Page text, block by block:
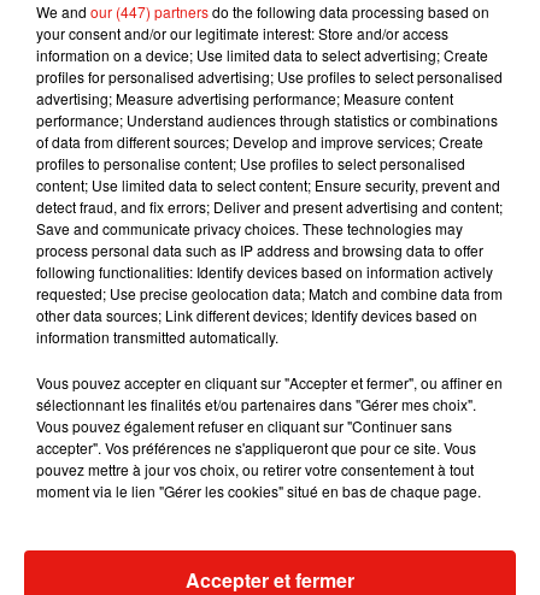
monter sur scène pour mes fans.J’ai hâte de retourner en
tournée, maisje dois prendre soin de moi avec l’aide des
médecins pour être au taquet pendant les 60 prochaines
années.Je vous aime», explique-t-elle. En espérant la
revoir dès le début de l’année 2018 sur le devant de la scène,
on souhaite à Lady Gaga un bon rétablissement !
To my fans, I love you so much.
pic.twitter.com/g2BmmSx02v
— xoxo, Gaga (@ladygaga)18 septembre 2017
Musique
dans son nouveau clip
We and our (447) partnersdo the following data processing based on
your consent and/or our legitimate interest: Store and/or access
information on a device; Use limited data to select advertising; Create
profiles for personalised advertising; Use profiles to select personalised
advertising; Measure advertising performance; Measure content
performance; Understand audiences through statistics or combinations
of data from different sources; Develop and improve services; Create
profiles to personalise content; Use profiles to select personalised
content; Use limited data to select content; Ensure security, prevent and
detect fraud, and fix errors; Deliver and present advertising and content;
Save and communicate privacy choices. These technologies may
process personal data such as IP address and browsing data to offer
following functionalities: Identify devices based on information actively
requested; Use precise geolocation data; Match and combine data from
other data sources; Link different devices; Identify devices based on
information transmitted automatically.
Vous pouvez accepter en cliquant sur "Accepter et fermer", ou affiner en
sélectionnant les finalités et/ou partenaires dans "Gérer mes choix".
Vous pouvez également refuser en cliquant sur "Continuer sans
accepter". Vos préférences ne s'appliqueront que pour ce site. Vous
pouvez mettre à jour vos choix, ou retirer votre consentement à tout
moment via le lien "Gérer les cookies" situé en bas de chaque page.
Accepter et fermer